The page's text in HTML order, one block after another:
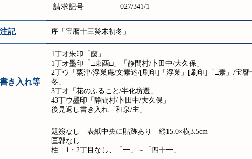
請求記号 027/341/1
記 序「宝暦十三癸未初冬」
き入れ等
1丁オ朱印「藤」
1丁オ墨印「□東酉□」「静間村/卜田中/大久保」
2丁ウ「粟津/浮巣庵/文素述/[刷印]「浮巣」[刷印]「□素」/宝暦
冬」
3丁オ「花のふること/半化坊選」
43丁ウ墨印「静間村/卜田中/大久保」
後見返し書き入れ「和泉/主」
題簽なし 表紙中央に貼跡あり 縦15.0×横3.5cm
匡郭なし
柱 1・2丁目なし、「一」～「四十一」